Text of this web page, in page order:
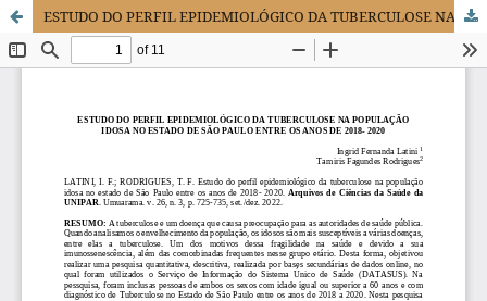
ESTUDO DO PERFIL EPIDEMIOLÓGICO DA TUBERCULOSE NA POPULAÇÃO IDOSA NO ESTADO DE SÃO PAULO ENTRE OS ANOS DE 2018- 2020